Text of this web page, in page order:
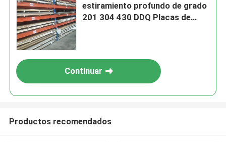
estiramiento profundo de grado
201 304 430 DDQ Placas de
Continuar
Productos recomendados